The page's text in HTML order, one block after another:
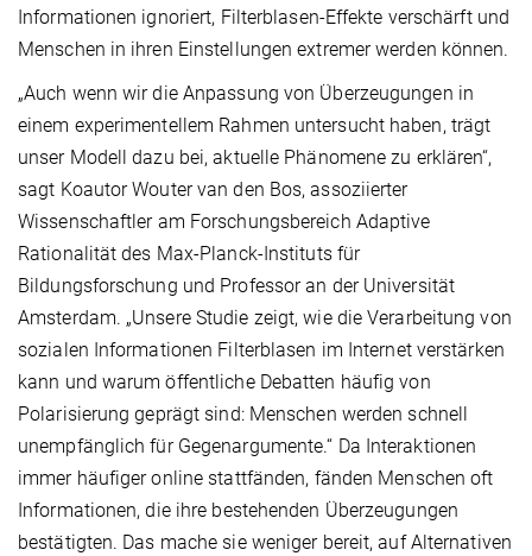
Informationen ignoriert, Filterblasen-Effekte verschärft und
Menschen in ihren Einstellungen extremer werden können.
„Auch wenn wir die Anpassung von Überzeugungen in
einem experimentellem Rahmen untersucht haben, trägt
unser Modell dazu bei, aktuelle Phänomene zu erklären“,
sagt Koautor Wouter van den Bos, assoziierter
Wissenschaftler am Forschungsbereich Adaptive
Rationalität des Max-Planck-Instituts für
Bildungsforschung und Professor an der Universität
Amsterdam. „Unsere Studie zeigt, wie die Verarbeitung von
sozialen Informationen Filterblasen im Internet verstärken
kann und warum öffentliche Debatten häufig von
Polarisierung geprägt sind: Menschen werden schnell
unempfänglich für Gegenargumente.“ Da Interaktionen
immer häufiger online stattfänden, fänden Menschen oft
Informationen, die ihre bestehenden Überzeugungen
bestätigten. Das mache sie weniger bereit, auf Alternativen